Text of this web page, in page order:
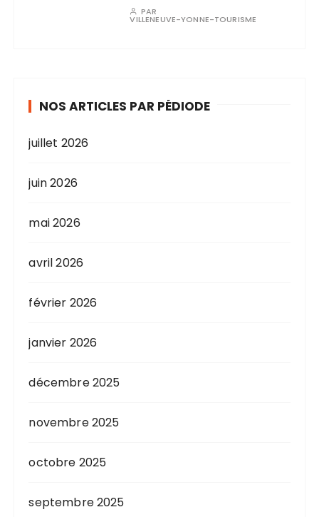
PAR
VILLENEUVE-YONNE-TOURISME
NOS ARTICLES PAR PÉDIODE
juillet 2026
juin 2026
mai 2026
avril 2026
février 2026
janvier 2026
décembre 2025
novembre 2025
octobre 2025
septembre 2025